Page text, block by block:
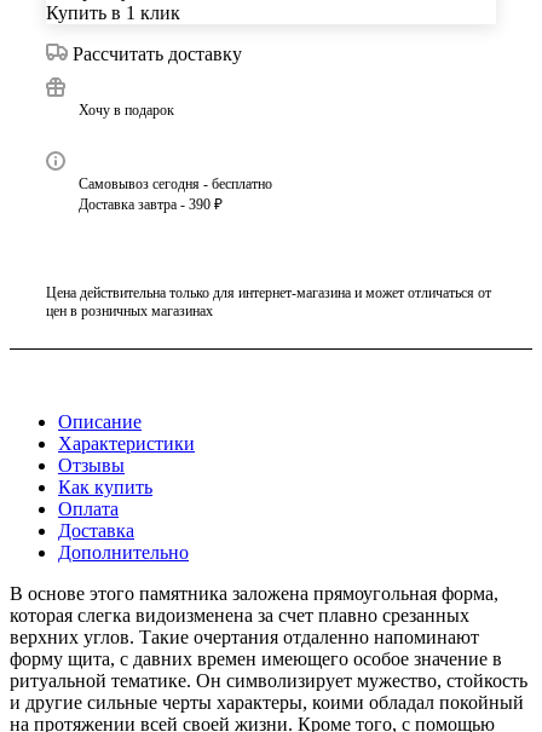
Купить в 1 клик
Рассчитать доставку
Хочу в подарок
Самовывоз сегодня - бесплатно
Доставка завтра - 390 ₽
Цена действительна только для интернет-магазина и может отличаться от
цен в розничных магазинах
Описание
Характеристики
Отзывы
Как купить
Оплата
Доставка
Дополнительно
В основе этого памятника заложена прямоугольная форма,
которая слегка видоизменена за счет плавно срезанных
верхних углов. Такие очертания отдаленно напоминают
форму щита, с давних времен имеющего особое значение в
ритуальной тематике. Он символизирует мужество, стойкость
и другие сильные черты характеры, коими обладал покойный
на протяжении всей своей жизни. Кроме того, с помощью